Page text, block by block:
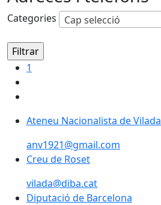
Categories Cap selecció
1
Ateneu Nacionalista de Vilada
Ateneu Nacionalista de Vilada
anv1921@gmail.com
Creu de Roset
Creu de Roset
vilada@diba.cat
Diputació de Barcelona
Diputació de Barcelona